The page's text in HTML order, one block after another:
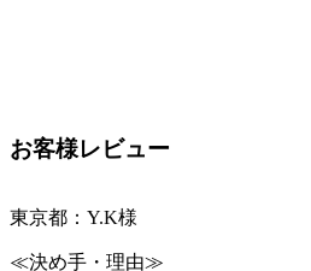
お客様レビュー
東京都：Y.K様
≪決め手・理由≫